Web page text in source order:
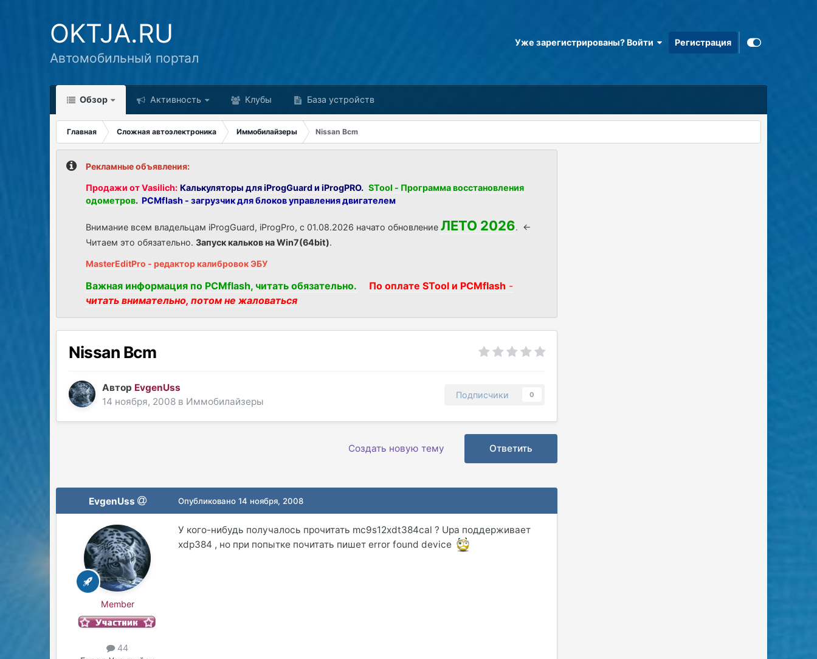
OKTJA.RU
Автомобильный портал
Уже зарегистрированы? Войти Регистрация
Обзор Активность Клубы База устройств
Главная Сложная автоэлектроника Иммобилайзеры Nissan Bcm
Рекламные объявления:
Продажи от Vasilich: Калькуляторы для iProgGuard и iProgPRO. STool - Программа восстановления
одометров. PCMflash - загрузчик для блоков управления двигателем
Внимание всем владельцам iProgGuard, iProgPro, с 01.08.2026 начато обновлениеЛЕТО 2026. <-
Читаем это обязательно.Запуск кальков на Win7(64bit).
MasterEditPro - редактор калибровок ЭБУ
Важная информация по PCMflash, читать обязательно. По оплате STool и PCMflash -
читать внимательно, потом не жаловаться
Nissan Bcm
Автор EvgenUss
14 ноября, 2008 в Иммобилайзеры
Подписчики 0
Ответить
Создать новую тему
EvgenUss
Member
44
Опубликовано14 ноября, 2008
У кого-нибудь получалось прочитать mc9s12xdt384cal ? Upa поддерживает
xdp384 , но при попытке почитать пишет error found device